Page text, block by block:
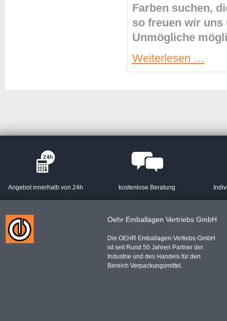
Farben suchen,
so freuen wir uns
Unmögliche
Weiterlesen …
Angebot innerhalb von 24h kostenlose Beratung
Oehr Emballagen Vertriebs GmbH
Die OEHR Emballagen-Vertiebs-GmbH
ist seit Rund 50 Jahren Partner der
Industrie und des Handels für den
Bereich Verpackungsmittel.